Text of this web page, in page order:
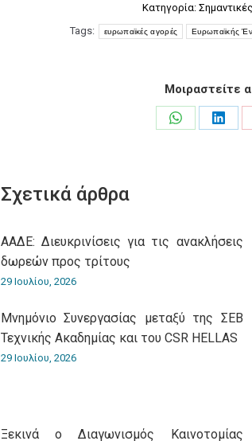
Κατηγορία:
Tags:
ευρωπαϊκές αγορές Ευρωπαϊκής
Μοιραστείτε
Share
Share
Σχετικά άρθρα
ΑΑΔΕ: Διευκρινίσεις για τις ανακλήσεις
δωρεών προς τρίτους
29 Ιουλίου, 2026
Μνημόνιο Συνεργασίας μεταξύ της ΣΕΒ
Τεχνικής Ακαδημίας και του CSR HELLAS
29 Ιουλίου, 2026
Ξεκινά ο Διαγωνισμός Καινοτομίας